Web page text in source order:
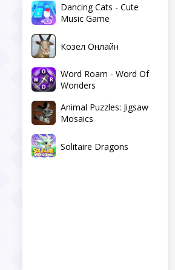
Dancing Cats - Cute
Music Game
Козел Онлайн
Word Roam - Word Of
Wonders
Animal Puzzles: Jigsaw
Mosaics
Solitaire Dragons